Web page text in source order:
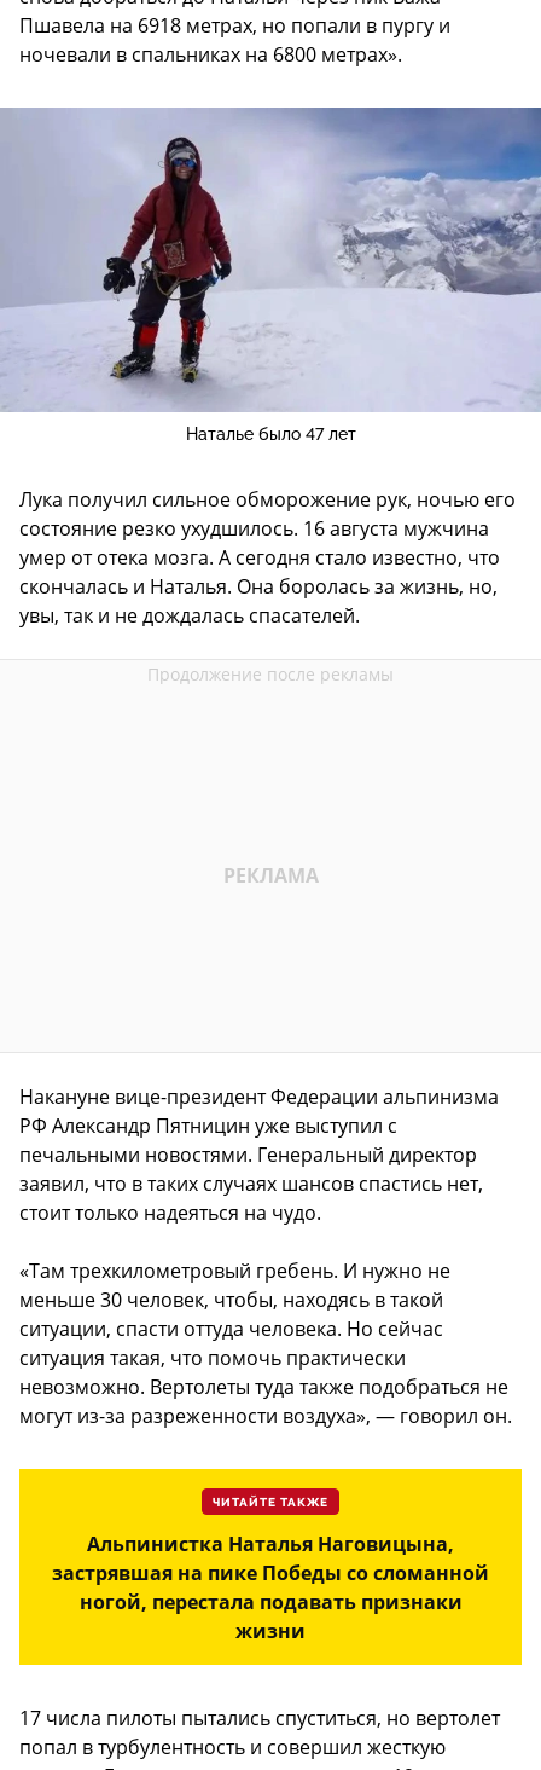
Пшавела на 6918 метрах, но попали в пургу и
ночевали в спальниках на 6800 метрах».
Наталье было 47 лет
Лука получил сильное обморожение рук, ночью его
состояние резко ухудшилось. 16 августа мужчина
умер от отека мозга. А сегодня стало известно, что
скончалась и Наталья. Она боролась за жизнь, но,
увы, так и не дождалась спасателей.
Накануне вице-президент Федерации альпинизма
РФ Александр Пятницин уже выступил с
печальными новостями. Генеральный директор
заявил, что в таких случаях шансов спастись нет,
стоит только надеяться на чудо.
«Там трехкилометровый гребень. И нужно не
меньше 30 человек, чтобы, находясь в такой
ситуации, спасти оттуда человека. Но сейчас
ситуация такая, что помочь практически
невозможно. Вертолеты туда также подобраться не
могут из-за разреженности воздуха», — говорил он.
ЧИТАЙТЕ ТАКЖЕ
Альпинистка Наталья Наговицына,
застрявшая на пике Победы со сломанной
ногой, перестала подавать признаки
жизни
17 числа пилоты пытались спуститься, но вертолет
попал в турбулентность и совершил жесткую